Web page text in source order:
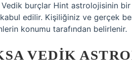
burçlar Hint astrolojisinin
edilir. Kişiliğiniz ve gerçek
konumu tarafından belirlenir.
VEDIK